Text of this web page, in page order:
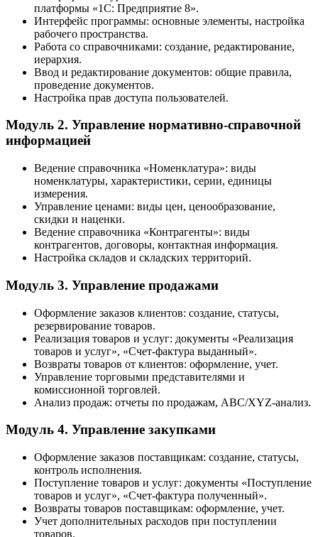
платформы «1С: Предприятие 8».
Интерфейс программы: основные элементы, настройка
рабочего пространства.
Работа со справочниками: создание, редактирование,
иерархия.
Ввод и редактирование документов: общие правила,
проведение документов.
Настройка прав доступа пользователей.
Модуль 2. Управление нормативно-справочной
информацией
Ведение справочника «Номенклатура»: виды
номенклатуры, характеристики, серии, единицы
измерения.
Управление ценами: виды цен, ценообразование,
скидки и наценки.
Ведение справочника «Контрагенты»: виды
контрагентов, договоры, контактная информация.
Настройка складов и складских территорий.
Модуль 3. Управление продажами
Оформление заказов клиентов: создание, статусы,
резервирование товаров.
Реализация товаров и услуг: документы «Реализация
товаров и услуг», «Счет-фактура выданный».
Возвраты товаров от клиентов: оформление, учет.
Управление торговыми представителями и
комиссионной торговлей.
Анализ продаж: отчеты по продажам, ABC/XYZ-анализ.
Модуль 4. Управление закупками
Оформление заказов поставщикам: создание, статусы,
контроль исполнения.
Поступление товаров и услуг: документы «Поступление
товаров и услуг», «Счет-фактура полученный».
Возвраты товаров поставщикам: оформление, учет.
Учет дополнительных расходов при поступлении
товаров.